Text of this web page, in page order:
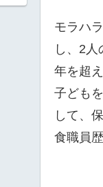
モラハ
し、2
年を超え
子ども
して、
食職員